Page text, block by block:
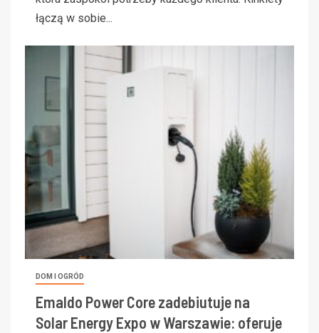
łączą w sobie...
DOM I OGRÓD
Emaldo Power Core zadebiutuje na
Solar Energy Expo w Warszawie: oferuje